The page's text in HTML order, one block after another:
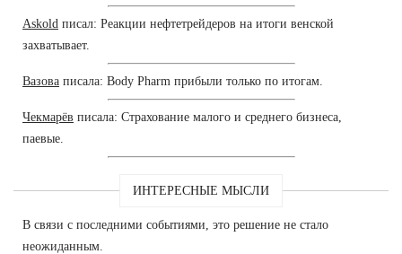
Askold писал: Реакции нефтетрейдеров на итоги венской
захватывает.
Вазова писала: Body Pharm прибыли только по итогам.
Чекмарёв писала: Страхование малого и среднего бизнеса,
паевые.
ИНТЕРЕСНЫЕ МЫСЛИ
В связи с последними событиями, это решение не стало
неожиданным.